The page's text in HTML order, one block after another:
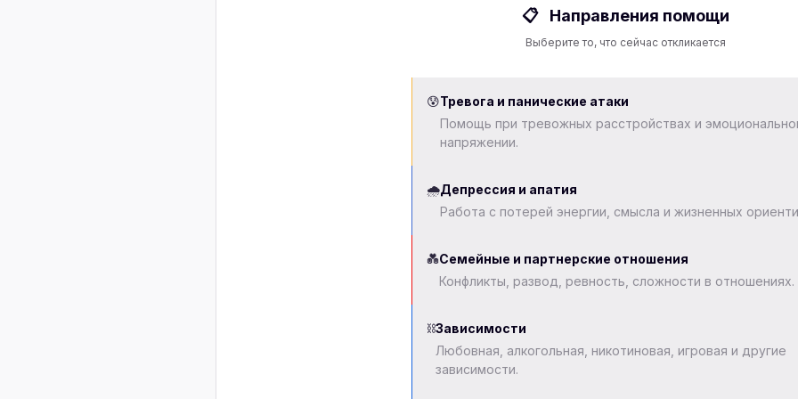
📋 Направления помощи
Выберите то, что сейчас откликается
😰Тревога и панические атаки
Помощь при тревожных расстройствах и
напряжении.
🌧️Депрессия и апатия
Работа с потерей энергии, смысла и жизненных
💑Семейные и партнерские отношения
Конфликты, развод, ревность, сложности в отношениях.
⛓️Зависимости
Любовная, алкогольная, никотиновая, игровая и другие
зависимости.